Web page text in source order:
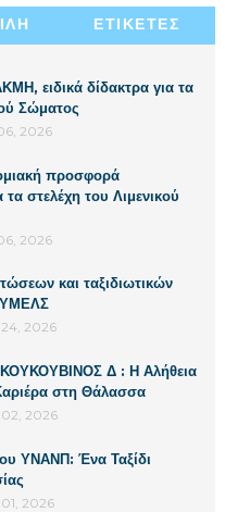
ΕΤΙΚΕΤΕΣ
ειδικά δίδακτρα για τα
Σώματος
2026
προσφορά
τα στελέχη του Λιμενικού
2026
και ταξιδιωτικών
2026
Δ : Η Αλήθεια
στη Θάλασσα
2026
ΥΝΑΝΠ: Ένα Ταξίδι
2026